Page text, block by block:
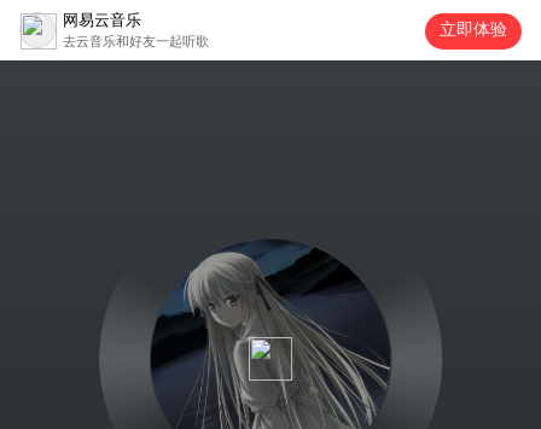
网易云音乐
去云音乐和好友一起听歌
立即体验